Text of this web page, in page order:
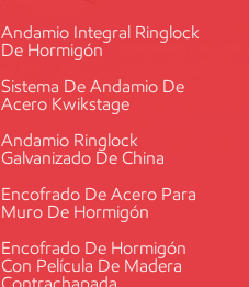
Andamio Integral Ringlock
De Hormigón
Sistema De Andamio De
Acero Kwikstage
Andamio Ringlock
Galvanizado De China
Encofrado De Acero Para
Muro De Hormigón
Encofrado De Hormigón
Con Película De Madera